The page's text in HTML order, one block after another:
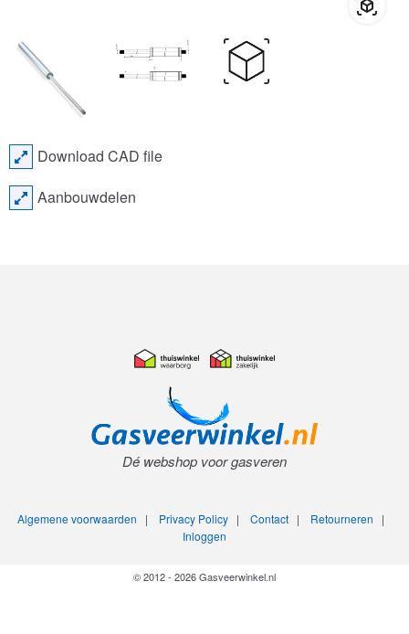
Download CAD file
Aanbouwdelen
Dé webshop voor gasveren
Algemene voorwaarden | Privacy Policy| Contact| Retourneren |
Inloggen
© 2012 - 2026 Gasveerwinkel.nl